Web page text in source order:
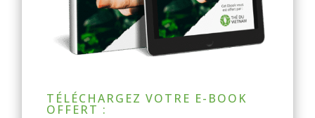
TÉLÉCHARGEZ VOTRE E-BOOK
OFFERT :